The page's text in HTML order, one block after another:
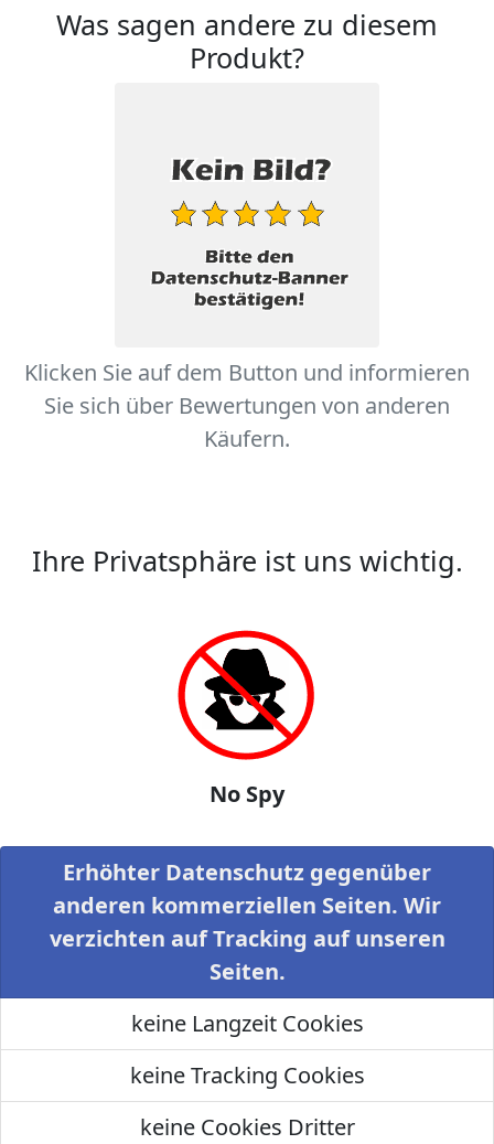
Was sagen andere zu diesem
Produkt?
Klicken Sie auf dem Button und informieren
Sie sich über Bewertungen von anderen
Käufern.
Ihre Privatsphäre ist uns wichtig.
No Spy
Erhöhter Datenschutz gegenüber
anderen kommerziellen Seiten. Wir
verzichten auf Tracking auf unseren
Seiten.
keine Langzeit Cookies
keine Tracking Cookies
keine Cookies Dritter